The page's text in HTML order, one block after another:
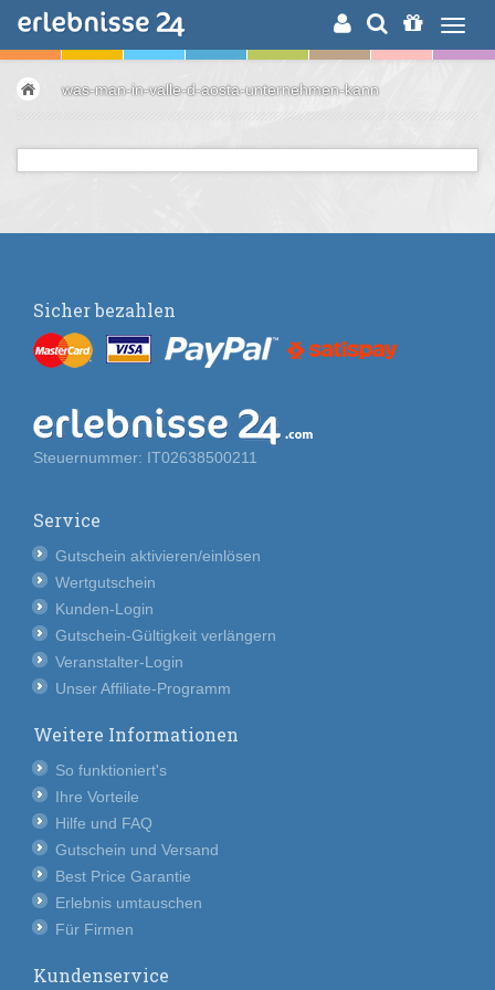
ERLEBNISSUCHE
was-man-in-valle-d-aosta-unternehmen-kann
Sicher bezahlen
Steuernummer: IT02638500211
Service
Gutschein aktivieren/einlösen
Wertgutschein
Kunden-Login
Gutschein-Gültigkeit verlängern
Veranstalter-Login
Unser Affiliate-Programm
Weitere Informationen
So funktioniert's
Ihre Vorteile
Hilfe und FAQ
Gutschein und Versand
Best Price Garantie
Erlebnis umtauschen
Für Firmen
Kundenservice